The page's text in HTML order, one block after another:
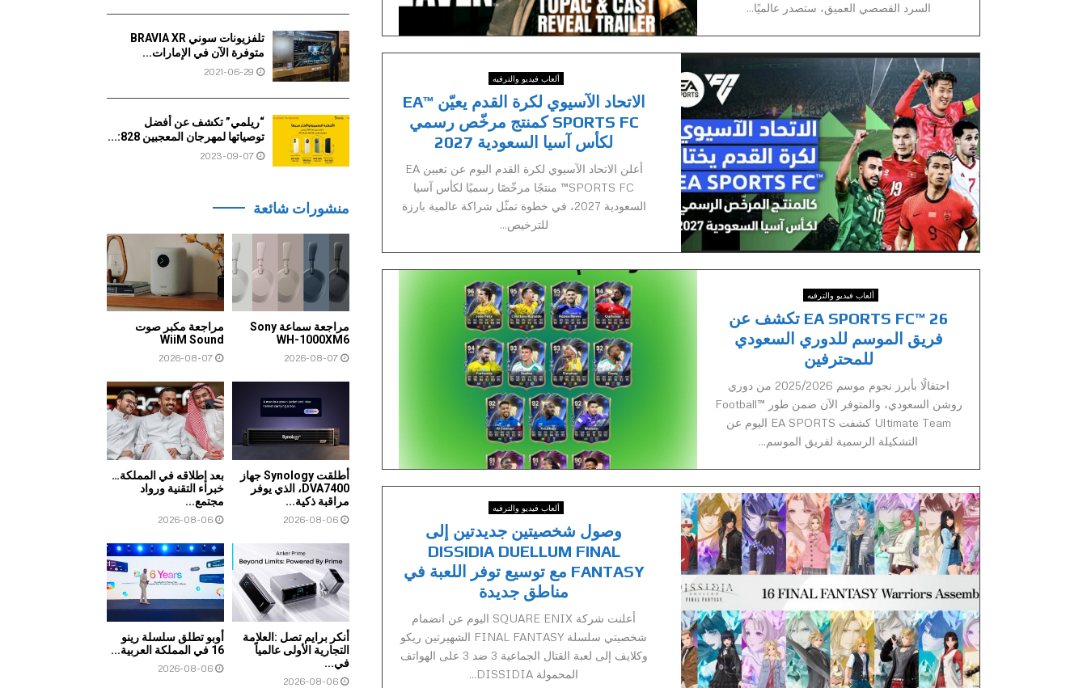
السرد القصصي العميق، ستصدر عالميًا...
ألعاب فيديو والترفيه
الاتحاد الآسيوي لكرة القدم يعيّن ™EA
SPORTS FC كمنتج مرخّص رسمي
لكأس آسيا السعودية 2027
أعلن الاتحاد الآسيوي لكرة القدم اليوم عن تعيين EA
SPORTS FC™ منتجًا مرخّصًا رسميًا لكأس آسيا
السعودية 2027، في خطوة تمثّل شراكة عالمية بارزة
للترخيص...
ألعاب فيديو والترفيه
EA SPORTS FC™ 26 تكشف عن
فريق الموسم للدوري السعودي
للمحترفين
احتفالًا بأبرز نجوم موسم 2025/2026 من دوري
روشن السعودي، والمتوفر الآن ضمن طور ™Football
Ultimate Team كشفت EA SPORTS اليوم عن
التشكيلة الرسمية لفريق الموسم...
ألعاب فيديو والترفيه
وصول شخصيتين جديدتين إلى
DISSIDIA DUELLUM FINAL
FANTASY مع توسيع توفر اللعبة في
مناطق جديدة
أعلنت شركة SQUARE ENIX اليوم عن انضمام
شخصيتي سلسلة FINAL FANTASY الشهيرتين ريكو
وكلايف إلى لعبة القتال الجماعية 3 ضد 3 على الهواتف
المحمولة DISSIDIA...
تلفزيونات سوني BRAVIA XR
متوفرة الآن في الإمارات...
2021-06-29
“ريلمي” تكشف عن أفضل
توصياتها لمهرجان المعجبين 828:...
2023-09-07
منشورات شائعة
مراجعة سماعة Sony
WH-1000XM6
2026-08-07
مراجعة مكبر صوت
WiiM Sound
2026-08-07
أطلقت Synology جهاز
DVA7400، الذي يوفر
مراقبة ذكية...
2026-08-06
بعد إطلاقه في المملكة…
خبراء التقنية ورواد
مجتمع...
2026-08-06
أنكر برايم تصل :العلامة
التجارية الأولى عالمياً
في...
2026-08-06
أوبو تطلق سلسلة رينو
16 في المملكة العربية...
2026-08-06